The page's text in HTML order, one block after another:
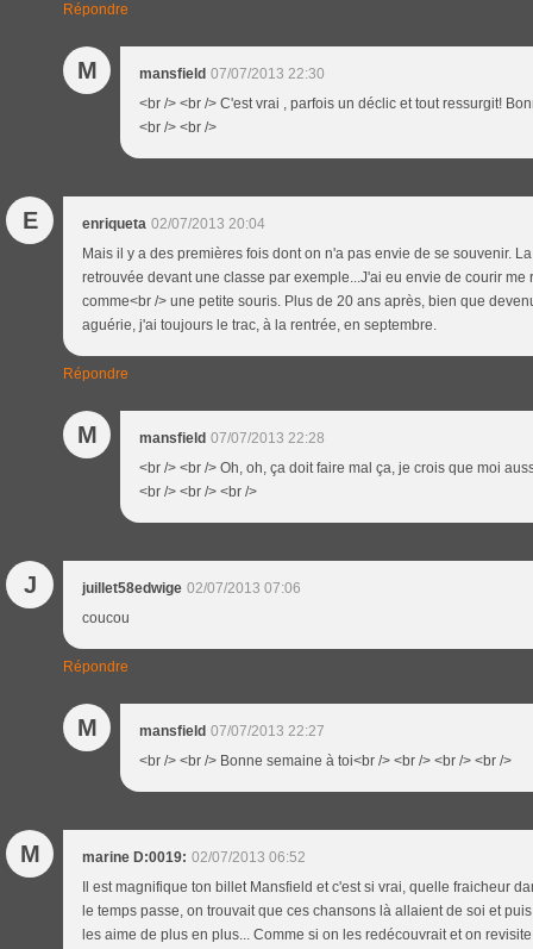
Répondre
M mansfield 07/07/2013 22:30
<br /> <br /> C'est vrai , parfois un déclic et tout ressurgit!
<br /> <br />
E enriqueta 02/07/2013 20:04
Mais il y a des premières fois dont on n'a pas envie de se souvenir.
retrouvée devant une classe par exemple...J'ai eu envie de courir me
comme<br /> une petite souris. Plus de 20 ans après, bien que
aguérie, j'ai toujours le trac, à la rentrée, en septembre.
Répondre
M mansfield 07/07/2013 22:28
<br /> <br /> Oh, oh, ça doit faire mal ça, je crois que moi
<br /> <br /> <br />
J juillet58edwige 02/07/2013 07:06
coucou
Répondre
M mansfield 07/07/2013 22:27
<br /> <br /> Bonne semaine à toi<br /> <br /> <br /> <br />
M marine D:0019: 02/07/2013 06:52
Il est magnifique ton billet Mansfield et c'est si vrai, quelle fraicheur
le temps passe, on trouvait que ces chansons là allaient de soi et
les aime de plus en plus... Comme si on les redécouvrait et on